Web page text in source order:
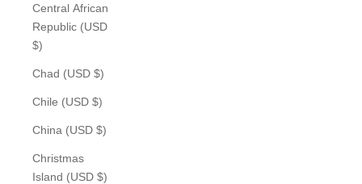
Central African
Republic (USD
$)
Chad (USD $)
Chile (USD $)
China (USD $)
Christmas
Island (USD $)